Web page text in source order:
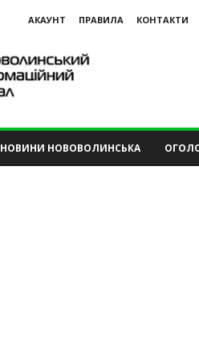
АКАУНТ ПРАВИЛА КОНТАКТИ
НОВИНИ НОВОВОЛИНСЬКА